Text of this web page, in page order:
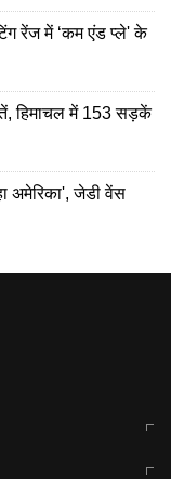
रेंज में ‘कम एंड प्ले' के
हिमाचल में 153 सड़कें
अमेरिका', जेडी वेंस